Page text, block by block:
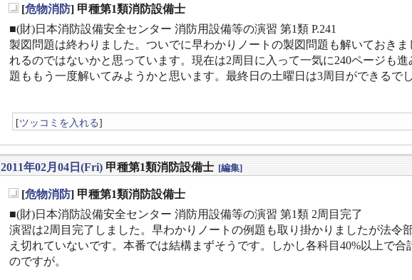
[危物消防] 甲種第1類消防設備士
■(財)日本消防設備安全センター 消防用設備等の演習 第1類 P.241
製図問題は終わりました。ついでに早わかりノートの製図問題も解いておき
れるのではないかと思っています。現在は2周目に入って一気に240ページも
題ももう一度解いてみようかと思います。最終日の土曜日は3周目ができるで
[ツッコミを入れる]
2011年02月04日(Fri) 甲種第1類消防設備士 [編集]
[危物消防] 甲種第1類消防設備士
■(財)日本消防設備安全センター 消防用設備等の演習 第1類 2周目完了
演習は2周目完了しました。早わかりノートの例題も取り掛かりましたが法令
え切れていないです。本番では結構まずそうです。しかし各科目40%以上で
のですが。